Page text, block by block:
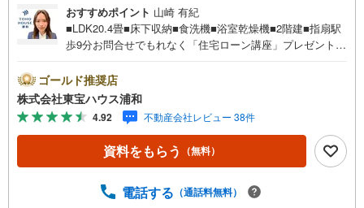
おすすめポイント 山崎 有紀
■LDK20.4畳■床下収納■食洗機■浴室乾燥機■2階建■指扇駅
歩9分お問合せでもれなく「住宅ローン講座」プレゼント！
話でのお問い合わせがスムーズにご案内できますぜひお気
軽にご連絡下さい！東宝ハウスライフソリューションズグ
ループ 東宝ハウス浦和 特別提携金利〔一例〕東宝ハウ
ス浦和の住宅ローン■変動金利全期間引下げプラン⇒住宅ロ
ーン金利優遇割の最大適用《0.89％》と某信用金庫金利1.2
75％の比較借入金4000万円返済期間35年の総返済額の差額:
す）◇TOHO HOUSE CLUBで生涯の安心をお届け◇東宝ハ
ゴールド推奨店
株式会社東宝ハウス浦和
4.92 不動産会社レビュー 38件
資料をもらう （無料）
電話する （通話料無料）